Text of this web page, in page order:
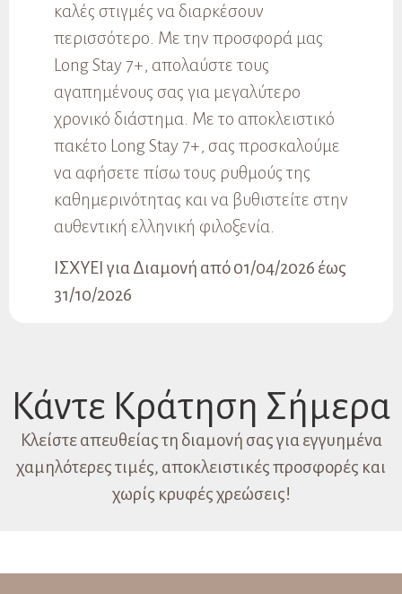
καλές στιγμές να διαρκέσουν
περισσότερο. Με την προσφορά μας
Long Stay 7+, απολαύστε τους
αγαπημένους σας για μεγαλύτερο
χρονικό διάστημα. Με το αποκλειστικό
πακέτο Long Stay 7+, σας προσκαλούμε
να αφήσετε πίσω τους ρυθμούς της
καθημερινότητας και να βυθιστείτε στην
αυθεντική ελληνική φιλοξενία.
ΙΣΧΥΕΙ για Διαμονή από 01/04/2026 έως
31/10/2026
Κάντε Κράτηση Σήμερα
Κλείστε απευθείας τη διαμονή σας για εγγυημένα
χαμηλότερες τιμές, αποκλειστικές προσφορές και
χωρίς κρυφές χρεώσεις!